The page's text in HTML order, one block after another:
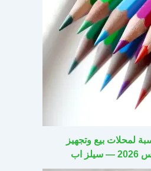
لمحلات بيع وتجهيز
اب